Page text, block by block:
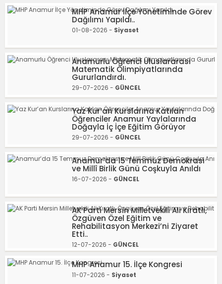
MHP Anamur İlçe Yönetiminde Görev
Dağılımı Yapıldı..
01-08-2026 - Siyaset
Anamurlu Öğrenci Uluslararası
Matematik Olimpiyatlarında
Gururlandırdı.
29-07-2026 - GÜNCEL
Yaz Kur’an Kurslarına Katılan
Öğrenciler Anamur Yaylalarında
Doğayla İç İçe Eğitim Görüyor
29-07-2026 - GÜNCEL
Anamur’da 15 Temmuz Demokrasi
ve Millî Birlik Günü Coşkuyla Anıldı
16-07-2026 - GÜNCEL
AK Parti Mersin Milletvekili Ali Kıratlı,
Özgüven Özel Eğitim ve
Rehabilitasyon Merkezi’ni Ziyaret
Etti..
12-07-2026 - GÜNCEL
MHP Anamur 15. İlçe Kongresi
11-07-2026 - Siyaset